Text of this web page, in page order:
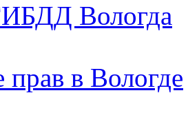
Вологда
в Вологде